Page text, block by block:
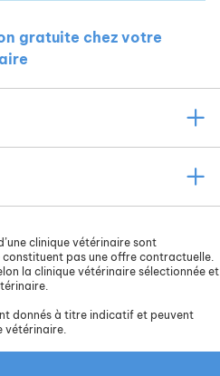
gratuite chez votre
clinique vétérinaire sont
pas une offre contractuelle.
la clinique vétérinaire sélectionnée et
donnés à titre indicatif et peuvent
vétérinaire.